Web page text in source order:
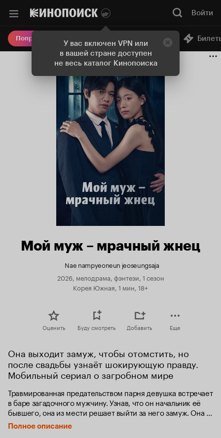
У вас включен VPN или
в вашей стране доступен
не весь каталог Кинопоиска
Войти
Попробовать Плюс Онлайн-кинотеатр
Мой муж – мрачный жнец
Nae nampyeoneun jeoseungsaja
2026, мелодрама, фэнтези, 1 сезон
Корея Южная, 1 мин, 18+
Оценить Буду смотреть Добавить Еще
Она выходит замуж, чтобы отомстить, но
после свадьбы узнаёт шокирующую правду.
Мобильный сериал о загробном мире
Травмированная предательством парня девушка встречает
в баре загадочного мужчину. Узнав, что он начальник её
бывшего, она из мести решает выйти за него замуж. Она и
не догадывается, что её новоиспечённый
супруг — проводник в загробный мир.
Полное описание